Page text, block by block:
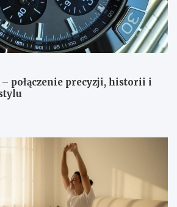
połączenie precyzji, historii i